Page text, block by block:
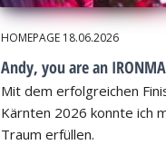
HOMEPAGE 18.06.2026
Andy, you are an
Mit dem erfolgreichen
Kärnten 2026 konnte ich
Traum erfüllen.